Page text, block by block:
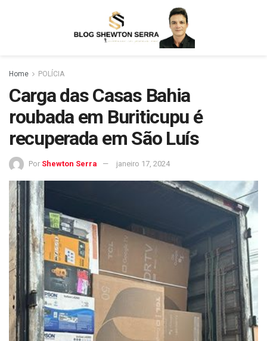
Home POLÍCIA
Carga das Casas Bahia
roubada em Buriticupu é
recuperada em São Luís
Por Shewton Serra janeiro 17, 2024